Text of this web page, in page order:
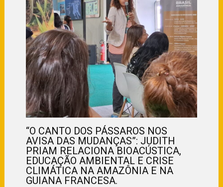
“O CANTO DOS PÁSSAROS NOS
AVISA DAS MUDANÇAS”: JUDITH
PRIAM RELACIONA BIOACÚSTICA,
EDUCAÇÃO AMBIENTAL E CRISE
CLIMÁTICA NA AMAZÔNIA E NA
GUIANA FRANCESA.